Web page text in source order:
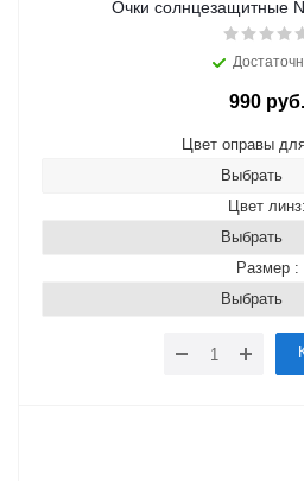
Очки солнцезащитные
990 руб.
Цвет оправы
Выбрать
Цвет линз:
Выбрать
Размер :
Выбрать